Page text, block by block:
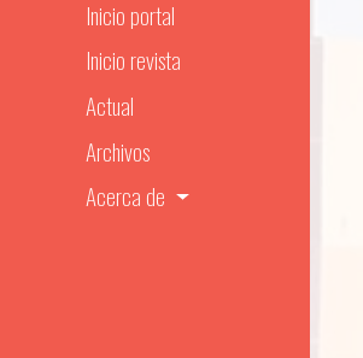
Inicio portal
Inicio revista
Actual
Archivos
Acerca de